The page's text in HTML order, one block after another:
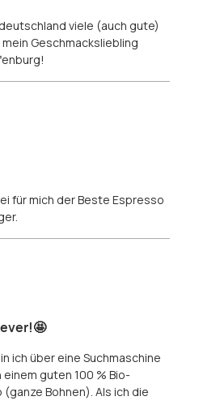
viele (auch gute)
Geschmacksliebling
5 Sternen
für mich der Beste Espresso
5 Sternen
ich über eine Suchmaschine
guten 100 % Bio-
Bohnen). Als ich die